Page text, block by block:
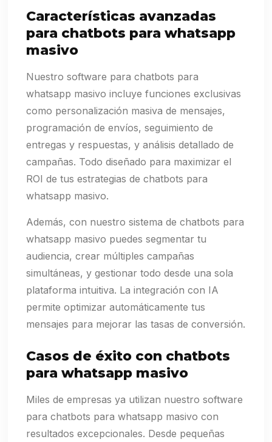
Características avanzadas
para chatbots para whatsapp
masivo
Nuestro software para chatbots para
whatsapp masivo incluye funciones exclusivas
como personalización masiva de mensajes,
programación de envíos, seguimiento de
entregas y respuestas, y análisis detallado de
campañas. Todo diseñado para maximizar el
ROI de tus estrategias de chatbots para
whatsapp masivo.
Además, con nuestro sistema de chatbots para
whatsapp masivo puedes segmentar tu
audiencia, crear múltiples campañas
simultáneas, y gestionar todo desde una sola
plataforma intuitiva. La integración con IA
permite optimizar automáticamente tus
mensajes para mejorar las tasas de conversión.
Casos de éxito con chatbots
para whatsapp masivo
Miles de empresas ya utilizan nuestro software
para chatbots para whatsapp masivo con
resultados excepcionales. Desde pequeñas